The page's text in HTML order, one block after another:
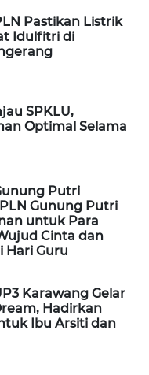
Pastikan Listrik
Idulfitri di
SPKLU,
Optimal Selama
Putri
Gunung Putri
untuk Para
Cinta dan
Hari Guru
Karawang Gelar
Hadirkan
Ibu Arsiti dan